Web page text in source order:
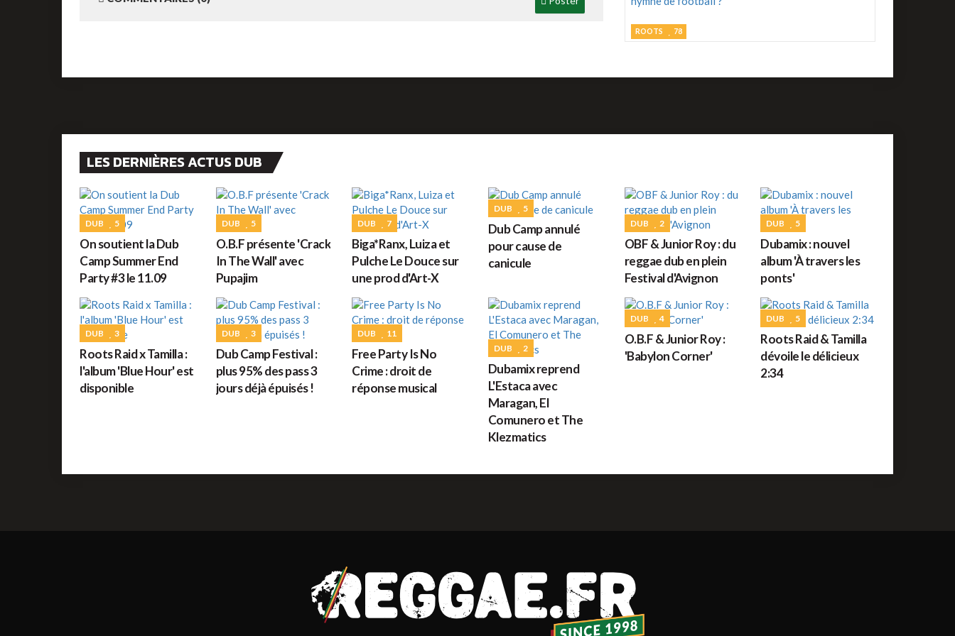
ROOTS 78
Fantan Mojah est
Morceau du jour : Aux Armes et cætera de Serge
Gainsbourg
ROOTS
Damian Marley à l'honneur sur Reggae.fr
ROOTS 10
Guide des festivals reggae : JUILLET 2026
samedi
LES DERNIÈRES ACTUS DUB
DUB 5
On soutient la Dub
Camp Summer End
Party #3 le 11.09
DUB 5
O.B.F présente 'Crack
In The Wall' avec
Pupajim
DUB 7
Biga*Ranx, Luiza et
Pulche Le Douce sur
une prod d'Art-X
DUB 5
Dub Camp annulé
pour cause de
canicule
DUB 2
OBF & Junior Roy : du
reggae dub en plein
Festival d'Avignon
DUB 5
Dubamix : nouvel
album 'À travers les
ponts'
DUB 3
Roots Raid x Tamilla :
l'album 'Blue Hour' est
disponible
DUB 3
Dub Camp Festival :
plus 95% des pass 3
jours déjà épuisés !
DUB 11
Free Party Is No
Crime : droit de
réponse musical
DUB 2
Dubamix reprend
L'Estaca avec
Maragan, El
Comunero et The
Klezmatics
DUB 4
O.B.F & Junior Roy :
'Babylon Corner'
DUB 5
Roots Raid & Tamilla
dévoile le délicieux
2:34